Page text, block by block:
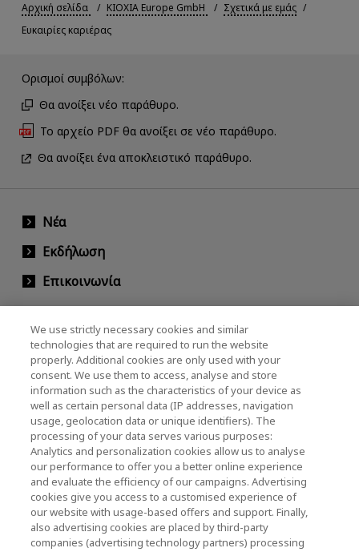
Αρχική σελίδα KIOXIA Europe GmbH
Σχετικά με εμάς
Ευκαιρίες καριέρας
Ορισμοί συμβόλων:
Θα ανοίξει νέο παράθυρο.
Το αρχείο PDF θα ανοίξει σε νέο παράθυρο.
Θα ανοίξει ένα αποκλειστικό παράθυρο.
Νέα
Εκδήλωση
Επικοινωνία
KIOXIA Holdings Corporation (Εταιρικές /
Επενδυτικές Σχέσεις)
KIOXIA Holdings Corporation Home
Επενδυτικές σχέσεις
Πολιτική απορρήτου
We use strictly necessary cookies and similar
technologies that are required to run the website
properly. Additional cookies are only used with your
consent. We use them to access, analyse and store
information such as the characteristics of your device as
well as certain personal data (IP addresses, navigation
usage, geolocation data or unique identifiers). The
processing of your data serves various purposes:
Analytics and personalization cookies allow us to analyse
our performance to offer you a better online experience
and evaluate the efficiency of our campaigns. Advertising
cookies give you access to a customised experience of
our website with usage-based offers and support. Finally,
also advertising cookies are placed by third-party
companies (advertising technology partners) processing